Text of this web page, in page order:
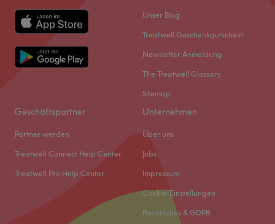
Unser Blog
Treatwell Geschenkgutschein
Newsletter Anmeldung
The Treatwell Glossary
Sitemap
Geschäftspartner
Partner werden
Treatwell Connect Help Center
Treatwell Pro Help Center
Unternehmen
Über uns
Jobs
Impressum
Cookie-Einstellungen
Rechtliches & GDPR